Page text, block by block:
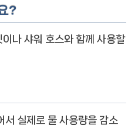
?
나 샤워 호스와 함께 사용할
서 실제로 물 사용량을 감소